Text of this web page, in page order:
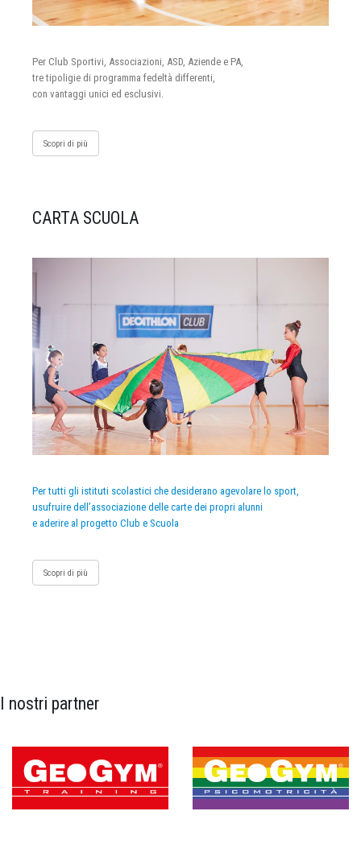
Per Club Sportivi, Associazioni, ASD, Aziende e PA,
tre tipoligie di programma fedeltà differenti,
con vantaggi unici ed esclusivi.
Scopri di più
CARTA SCUOLA
Per tutti gli istituti scolastici che desiderano agevolare lo sport,
usufruire dell’associazione delle carte dei propri alunni
e aderire al progetto Club e Scuola
Scopri di più
I nostri partner